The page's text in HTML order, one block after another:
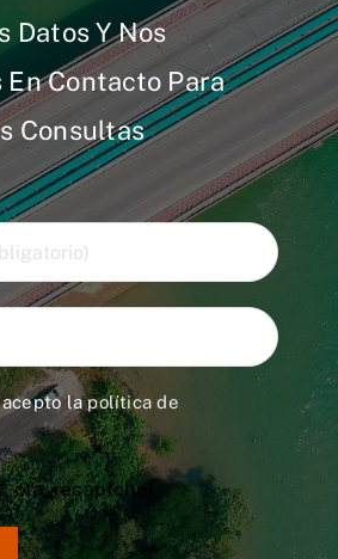
Datos Y Nos
En Contacto Para
Consultas
lapolítica de
cta_recaptcha]